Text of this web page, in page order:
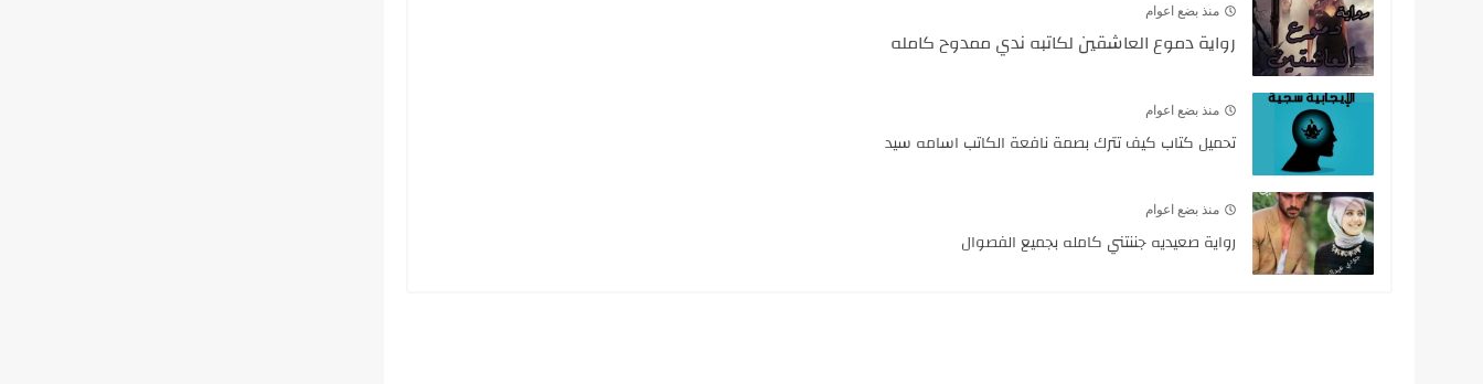
منذ بضع اعوام
رواية دموع العاشقين لكاتبه ندي ممدوح كامله
منذ بضع اعوام
تحميل كتاب كيف تترك بصمة نافعة الكاتب اسامه سيد
منذ بضع اعوام
رواية صعيديه جننتني كامله بجميع الفصوال